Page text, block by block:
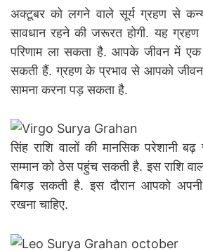
अक्‍टूबर को लगने वाले सूर्य ग्रहण से
सावधान रहने की जरूरत होगी. यह
परिणाम ला सकता है. आपके जीवन में
सकती हैं. ग्रहण के प्रभाव से आपको
सामना करना पड़ सकता है.
सिंह राशि वालों की मानसिक परेशानी
सम्मान को ठेस पहुंच सकती है. इस राशि
बिगड़ सकती है. इस दौरान आपको
रखना चाहिए.